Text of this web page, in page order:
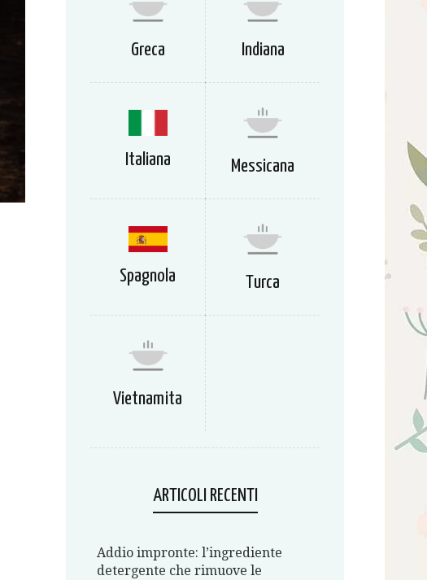
Greca Indiana
Italiana Messicana
Spagnola Turca
Vietnamita
ARTICOLI RECENTI
Addio impronte: l’ingrediente
detergente che rimuove le